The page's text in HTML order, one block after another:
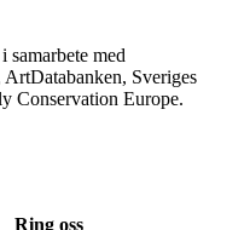
med
Sveriges
Conservation Europe.
Ring oss